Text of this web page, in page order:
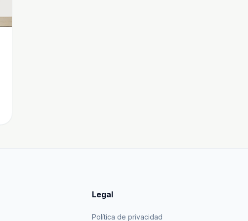
Legal
Política de privacidad